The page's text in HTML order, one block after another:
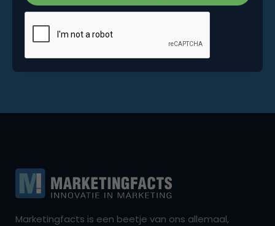
Marketingfacts is een beetje van ons allemaal,